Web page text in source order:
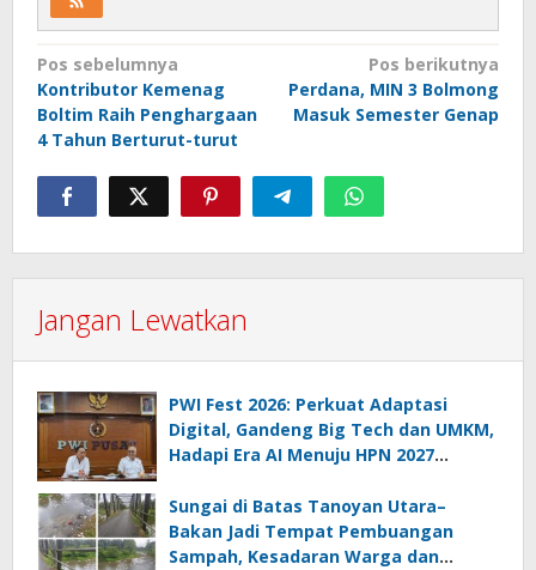
Navigasi
pos
Pos sebelumnya
Kontributor Kemenag
Boltim Raih Penghargaan
4 Tahun Berturut-turut
Pos berikutnya
Perdana, MIN 3 Bolmong
Masuk Semester Genap
Jangan Lewatkan
PWI Fest 2026: Perkuat Adaptasi
Digital, Gandeng Big Tech dan UMKM,
Hadapi Era AI Menuju HPN 2027
Sungai di Batas Tanoyan Utara–
Bakan Jadi Tempat Pembuangan
Sampah, Kesadaran Warga dan